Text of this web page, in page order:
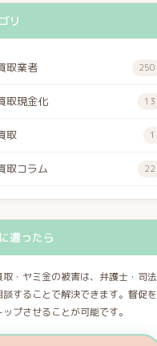
リ
取業者 250
取現金化 13
取 1
取コラム 22
遭ったら
取・ヤミ金の被害は、弁護士・司法
談することで解決できます。督促を
プさせることが可能です。